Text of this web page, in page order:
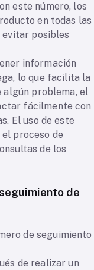
este número, los
en todas las
evitar posibles
información
lo que facilita la
algún problema, el
fácilmente con
El uso de este
proceso de
de los
de
de seguimiento
de realizar un